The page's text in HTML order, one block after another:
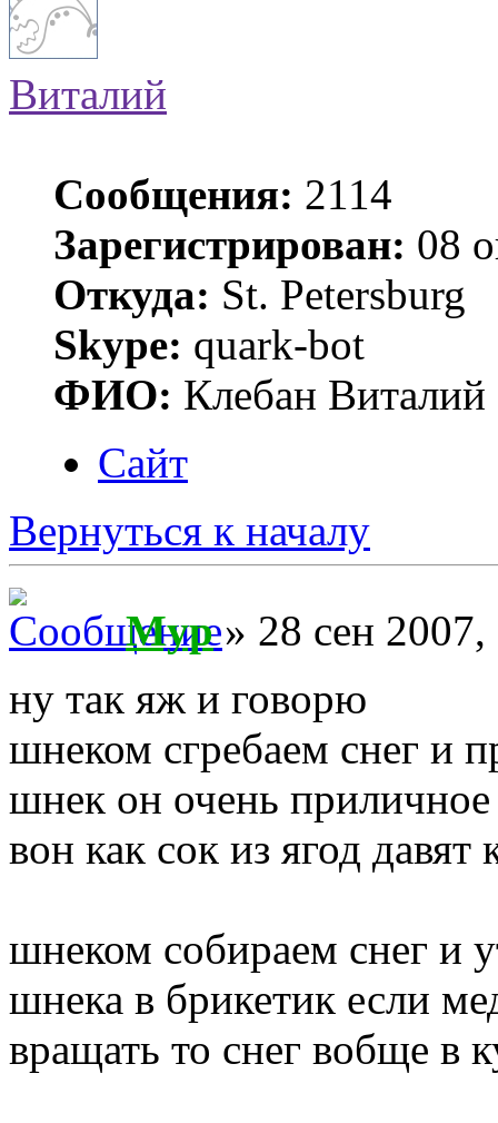
Виталий
Сообщения: 2114
Зарегистрирован: 08
Откуда: St. Petersburg
Skype: quark-bot
ФИО: Клебан Виталий
Сайт
Вернуться к началу
Myp» 28 сен 2007,
ну так яж и говорю
шнеком сгребаем снег и
шнек он очень приличное
вон как сок из ягод
шнеком собираем снег и
шнека в брикетик если
вращать то снег вобще в